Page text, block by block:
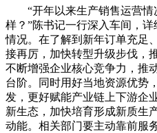
“开年以来生产销售运营
样？”陈书记一行深入车间，
情况。在了解到新年订单充足
接再厉，加快转型升级步伐，
不断增强企业核心竞争力，推
台阶。同时用好当地资源优势
发，更好赋能产业链上下游企
新生态，加快培育形成新质生
动能。相关部门要主动靠前服